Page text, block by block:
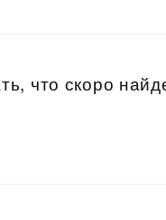
что скоро